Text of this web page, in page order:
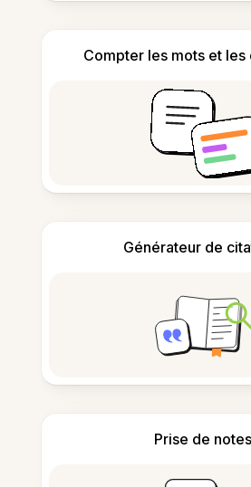
Compter les mots et les
Générateur de
Prise de notes